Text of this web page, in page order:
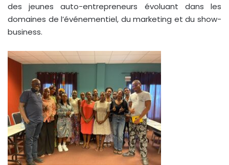
des jeunes auto-entrepreneurs évoluant dans les
domaines de l’événementiel, du marketing et du show-
business.